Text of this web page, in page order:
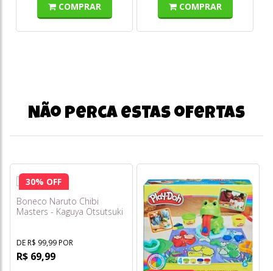
COMPRAR COMPRAR
Não perca estas ofertas
30% OFF
Boneco Naruto Chibi
Masters - Kaguya Otsutsuki
DE R$ 99,99 POR
R$ 69,99